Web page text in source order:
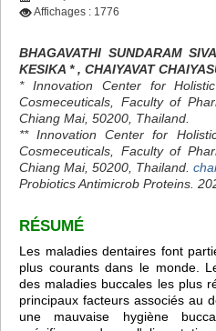
Affichages : 1776
BHAGAVATHI SUNDARAM
KESIKA * , CHAIYAVAT
* Innovation Center for
Cosmeceuticals, Faculty of
Chiang Mai, 50200, Thailand.
** Innovation Center for
Cosmeceuticals, Faculty of
Chiang Mai, 50200, Thailand.
Probiotics Antimicrob Proteins.
RÉSUMÉ
Les maladies dentaires font
plus courants dans le monde.
des maladies buccales les plus
principaux facteurs associés au
une mauvaise hygiène